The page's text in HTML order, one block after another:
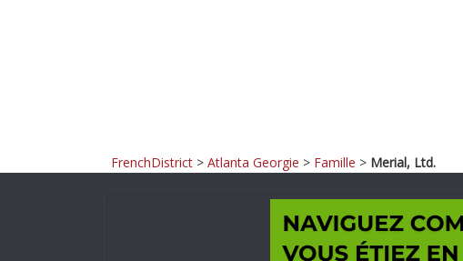
FrenchDistrict > Atlanta Georgie > Famille > Merial, Ltd.